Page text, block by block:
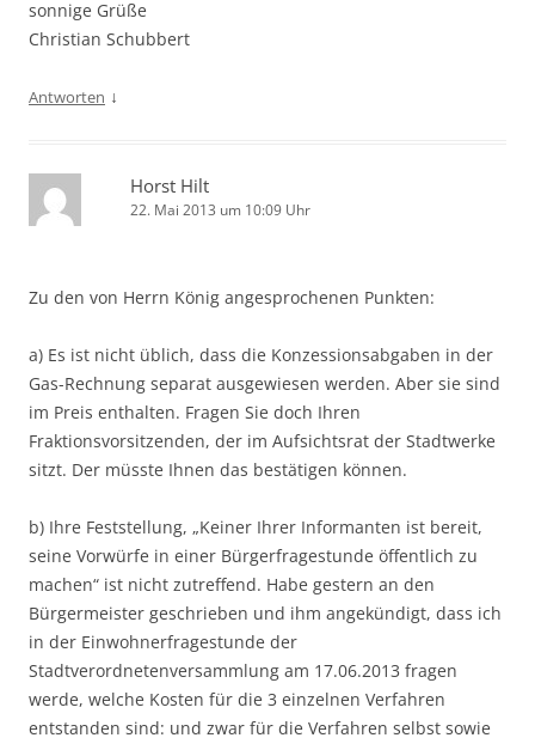
sonnige Grüße
Christian Schubbert
Antworten ↓
Horst Hilt
22. Mai 2013 um 10:09 Uhr
Zu den von Herrn König angesprochenen Punkten:
a) Es ist nicht üblich, dass die Konzessionsabgaben in der
Gas-Rechnung separat ausgewiesen werden. Aber sie sind
im Preis enthalten. Fragen Sie doch Ihren
Fraktionsvorsitzenden, der im Aufsichtsrat der Stadtwerke
sitzt. Der müsste Ihnen das bestätigen können.
b) Ihre Feststellung, „Keiner Ihrer Informanten ist bereit,
seine Vorwürfe in einer Bürgerfragestunde öffentlich zu
machen“ ist nicht zutreffend. Habe gestern an den
Bürgermeister geschrieben und ihm angekündigt, dass ich
in der Einwohnerfragestunde der
Stadtverordnetenversammlung am 17.06.2013 fragen
werde, welche Kosten für die 3 einzelnen Verfahren
entstanden sind: und zwar für die Verfahren selbst sowie